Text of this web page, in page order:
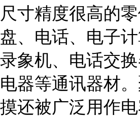
尺寸精度很高的
盘、电话、电子
录象机、电话交
电器等通讯器材
摸还被广泛用作